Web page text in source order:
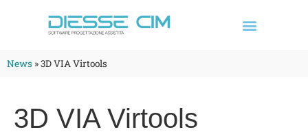
News »3D VIA Virtools
3D VIA Virtools